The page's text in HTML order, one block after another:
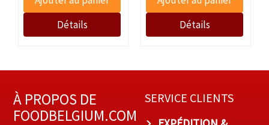
À PROPOS DE
FOODBELGIUM.COM
SERVICE CLIENTS